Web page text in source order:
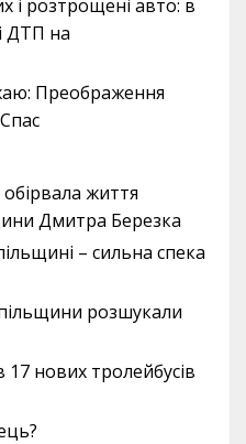
і розтрощені авто: в
ДТП на
Преображення
життя
Дмитра Березка
– сильна спека
розшукали
нових тролейбусів